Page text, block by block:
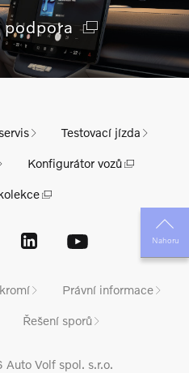
podpora
Nahoru
Testovací jízda
Konfigurátor vozů
Právní informace
Řešení sporů
Volf spol. s.r.o.